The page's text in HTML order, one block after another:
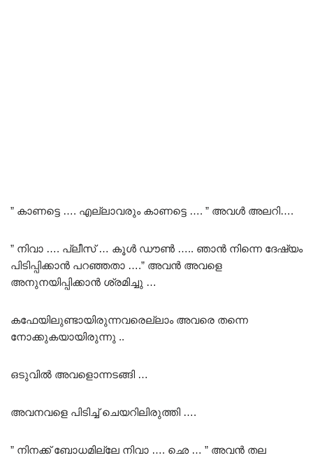
” കാണട്ടെ …. എല്ലാവരും കാണട്ടെ …. ” അവൾ അലറി….
” നിവാ …. പ്ലീസ് … കൂൾ ഡൗൺ ….. ഞാൻ നിന്നെ ദേഷ്യം
പിടിപ്പിക്കാൻ പറഞ്ഞതാ ….” അവൻ അവളെ
അനുനയിപ്പിക്കാൻ ശ്രമിച്ചു …
കഫേയിലുണ്ടായിരുന്നവരെല്ലാം അവരെ തന്നെ
നോക്കുകയായിരുന്നു ..
ഒടുവിൽ അവളൊന്നടങ്ങി …
അവനവളെ പിടിച്ച് ചെയറിലിരുത്തി ….
” നിനക്ക് ബോധമില്ലേ നിവാ …. ഛെ … ” അവൻ തല